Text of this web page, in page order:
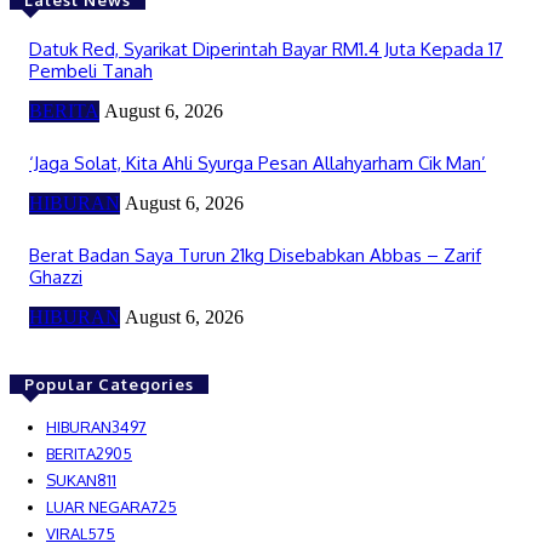
Datuk Red, Syarikat Diperintah Bayar RM1.4 Juta Kepada 17
Pembeli Tanah
BERITA August 6, 2026
‘Jaga Solat, Kita Ahli Syurga Pesan Allahyarham Cik Man’
HIBURAN August 6, 2026
Berat Badan Saya Turun 21kg Disebabkan Abbas – Zarif
Ghazzi
HIBURAN August 6, 2026
Popular Categories
HIBURAN3497
BERITA2905
SUKAN811
LUAR NEGARA725
VIRAL 575